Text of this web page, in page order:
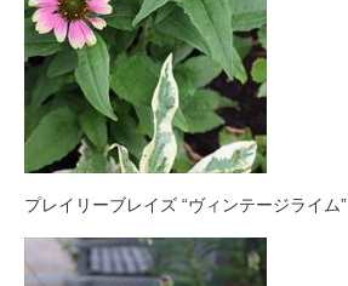
プレイリーブレイズ “ヴィンテージライム”